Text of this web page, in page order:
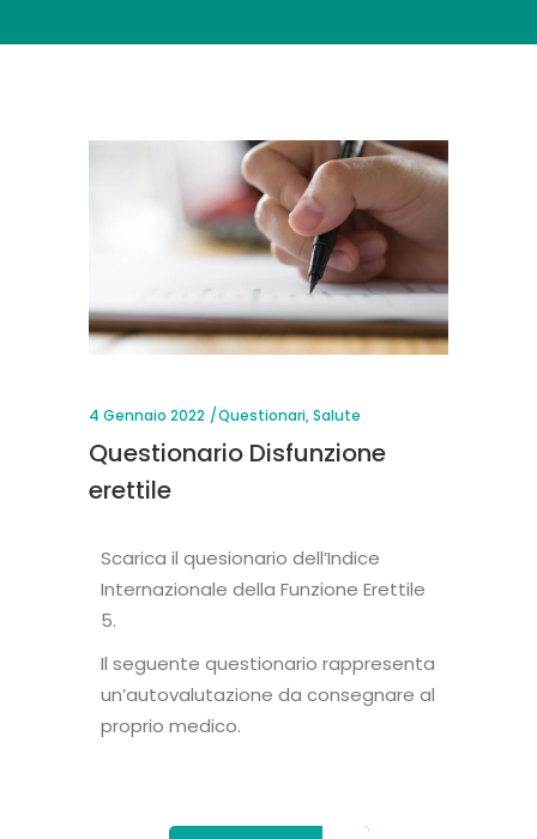
4 Gennaio 2022 Questionari,Salute
Questionario Disfunzione
erettile
Scarica il quesionario dell’Indice
Internazionale della Funzione Erettile
5.
Il seguente questionario rappresenta
un’autovalutazione da consegnare al
proprio medico.